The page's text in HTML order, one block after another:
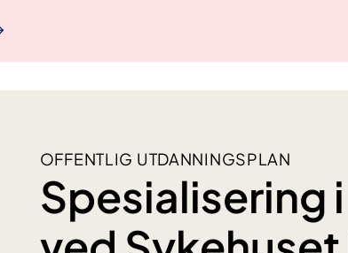
OFFENTLIG UTDANNINGSPLAN
Spesialisering